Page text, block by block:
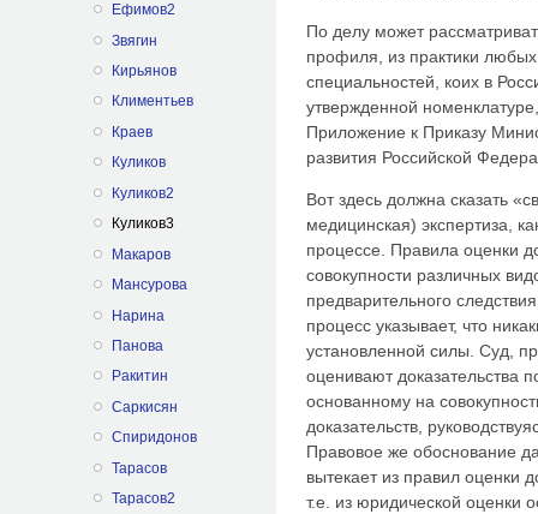
Ефимов2
Звягин
Кирьянов
Климентьев
Краев
Куликов
Куликов2
Куликов3
Макаров
Мансурова
Нарина
Панова
Ракитин
Саркисян
Спиридонов
Тарасов
Тарасов2
По делу может
профиля, из практики
специальностей, коих в
утвержденной
Приложение к Приказу
развития Российской
Вот здесь должна сказать
медицинская) экспертиза,
процессе. Правила оценки
совокупности различных
предварительного
процесс указывает, что
установленной силы. Суд,
оценивают доказательства
основанному на
доказательств,
Правовое же обоснование
вытекает из правил оценки
т.е. из юридической оценки